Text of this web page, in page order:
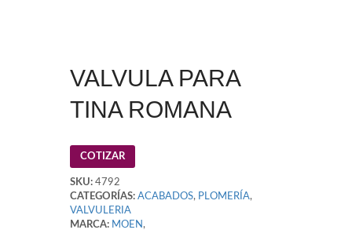
VALVULA PARA
TINA ROMANA
COTIZAR
SKU: 4792
CATEGORÍAS: ACABADOS, PLOMERÍA,
VALVULERIA
MARCA: MOEN,